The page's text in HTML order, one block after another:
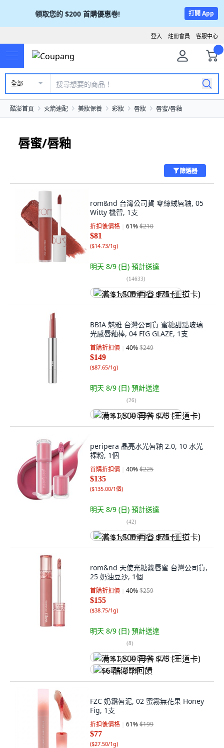
領取您的 $200 首購優惠卷! 打開 App
客服中心
註冊會員
登入
全部
酷澎首頁 火箭速配 美妝保養 彩妝 唇妝 唇蜜/唇釉
唇蜜/唇釉
篩選器
rom&nd 台灣公司貨 零絲絨唇釉, 05
Witty 機智, 1支
折扣後價格 61%$210
$81
($14.73/1g)
明天 8/9 (日) 預計送達
(14633)
满 $1,500 再省 $75 (王道卡)
BBIA 魅雅 台灣公司貨 蜜糖甜點玻璃
光感唇釉棒, 04 FIG GLAZE, 1支
首購折扣價 40%$249
$149
($87.65/1g)
明天 8/9 (日) 預計送達
(26)
满 $1,500 再省 $75 (王道卡)
peripera 晶亮水光唇釉 2.0, 10 水光
裸粉, 1個
首購折扣價 40%$225
$135
($135.00/1個)
明天 8/9 (日) 預計送達
(42)
满 $1,500 再省 $75 (王道卡)
rom&nd 天使光糖漿唇蜜 台灣公司貨,
25 奶油豆沙, 1個
首購折扣價 40%$259
$155
($38.75/1g)
明天 8/9 (日) 預計送達
(8)
满 $1,500 再省 $75 (王道卡)
$6 酷澎幣回饋
FZC 奶霜唇泥, 02 蜜霧無花果 Honey
Fig, 1支
折扣後價格 61%$199
$77
($27.50/1g)